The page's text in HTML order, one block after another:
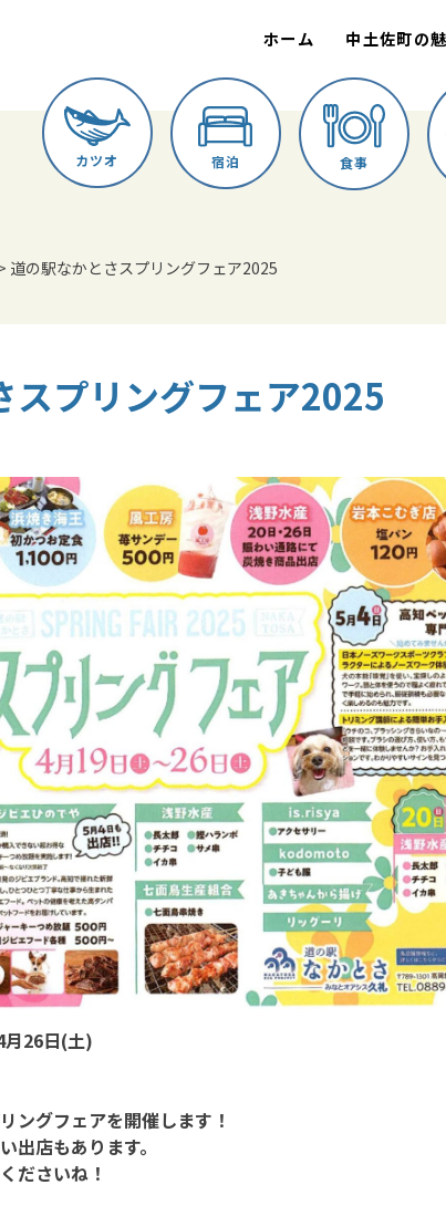
ホーム 中土佐町の
カツオ 宿泊 食事
道の駅なかとさスプリングフェア2025
スプリングフェア2025
26日(土)
ングフェアを開催します！
出店もあります。
ださいね！